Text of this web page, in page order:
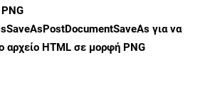
για να
αρχείο HTML σε μορφή PNG